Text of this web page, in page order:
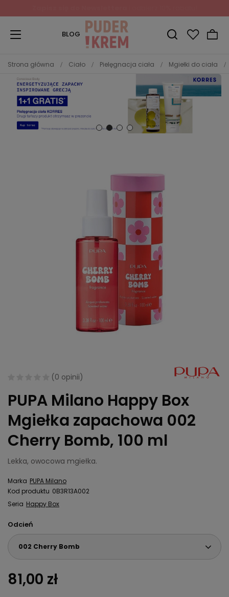
BLOG
Strona główna Ciało Pielęgnacja ciała Mgiełki do ciała
(0 opinii)
PUPA Milano Happy Box
Mgiełka zapachowa 002
Cherry Bomb, 100 ml
Lekka, owocowa mgiełka.
Marka PUPA Milano
Kod produktu 0B3R13A002
Seria Happy Box
Odcień
002 Cherry Bomb
81,00 zł